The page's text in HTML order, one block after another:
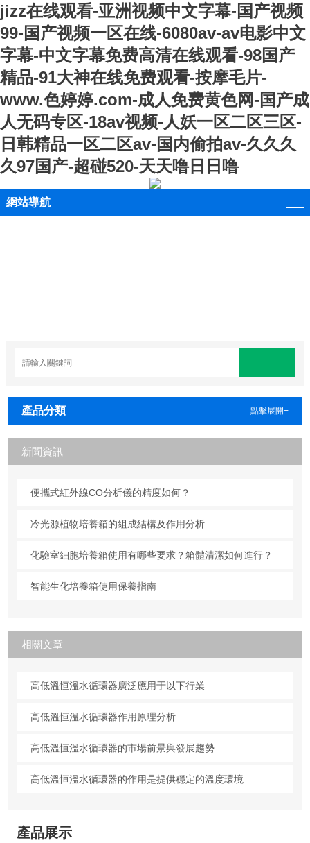
jizz在线观看-亚洲视频中文字幕-国产视频
99-国产视频一区在线-6080av-av电影中文
字幕-中文字幕免费高清在线观看-98国产
精品-91大神在线免费观看-按摩毛片-
www.色婷婷.com-成人免费黄色网-国产成
人无码专区-18av视频-人妖一区二区三区-
日韩精品一区二区av-国内偷拍av-久久久
久97国产-超碰520-天天噜日日噜
網站導航
產品分類 點擊展開+
新聞資訊
便攜式紅外線CO分析儀的精度如何？
冷光源植物培養箱的組成結構及作用分析
化驗室細胞培養箱使用有哪些要求？箱體清潔如何進行？
智能生化培養箱使用保養指南
相關文章
高低溫恒溫水循環器廣泛應用于以下行業
高低溫恒溫水循環器作用原理分析
高低溫恒溫水循環器的市場前景與發展趨勢
高低溫恒溫水循環器的作用是提供穩定的溫度環境
產品展示